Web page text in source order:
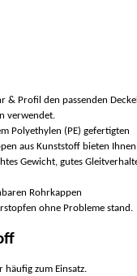
& Profil den passenden
verwendet.
Polyethylen (PE) gefertigten
aus Kunststoff bieten Ihnen
Gewicht, gutes
Rohrkappen
ohne Probleme stand.
häufig zum Einsatz.